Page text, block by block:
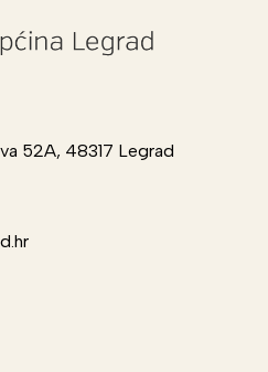
52A, 48317 Legrad